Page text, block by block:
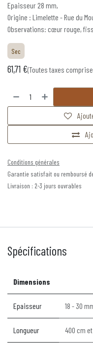
Epaisseur 28 mm,
Origine : Limelette - Rue du
Observations: cœur rouge,
Sec
61,71 €(Toutes taxes
Conditions générales
Garantie satisfait ou remboursé
Livraison : 2-3 jours ouvrables
Spécifications
Dimensions
Epaisseur 18 - 30
Longueur 400 cm